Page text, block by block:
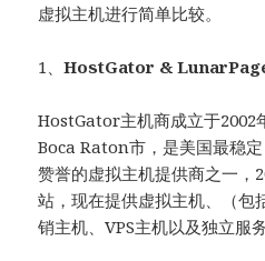
虚拟主机进行简单比较。
1、HostGator &
HostGator主机商成立于2002
Boca Raton市，是美国最稳
赞誉的虚拟主机提供商之一
站，现在提供虚拟主机、（包
销主机、VPS主机以及独立服